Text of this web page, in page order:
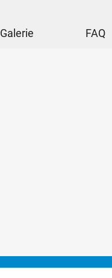
Galerie FAQ